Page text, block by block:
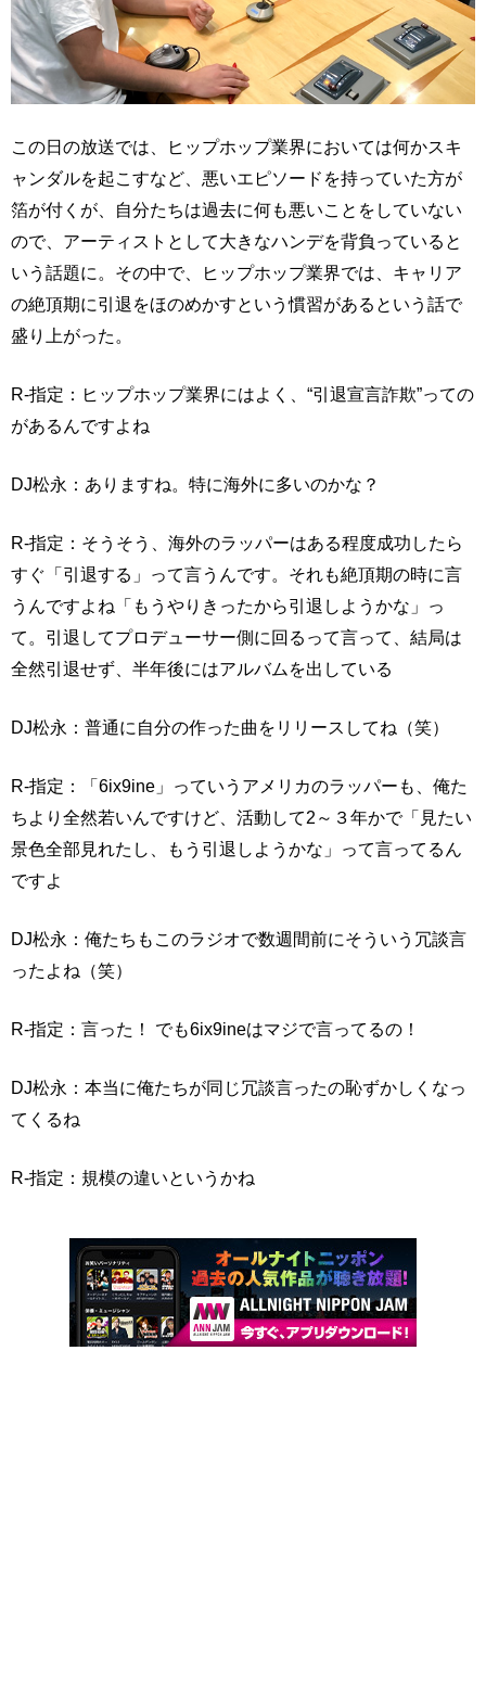
この日の放送では、ヒップホップ業界においては何かスキ
ャンダルを起こすなど、悪いエピソードを持っていた方が
箔が付くが、自分たちは過去に何も悪いことをしていない
ので、アーティストとして大きなハンデを背負っていると
いう話題に。その中で、ヒップホップ業界では、キャリア
の絶頂期に引退をほのめかすという慣習があるという話で
盛り上がった。
R-指定：ヒップホップ業界にはよく、“引退宣言詐欺”っての
があるんですよね
DJ松永：ありますね。特に海外に多いのかな？
R-指定：そうそう、海外のラッパーはある程度成功したら
すぐ「引退する」って言うんです。それも絶頂期の時に言
うんですよね「もうやりきったから引退しようかな」っ
て。引退してプロデューサー側に回るって言って、結局は
全然引退せず、半年後にはアルバムを出している
DJ松永：普通に自分の作った曲をリリースしてね（笑）
R-指定：「6ix9ine」っていうアメリカのラッパーも、俺た
ちより全然若いんですけど、活動して2～３年かで「見たい
景色全部見れたし、もう引退しようかな」って言ってるん
ですよ
DJ松永：俺たちもこのラジオで数週間前にそういう冗談言
ったよね（笑）
R-指定：言った！ でも6ix9ineはマジで言ってるの！
DJ松永：本当に俺たちが同じ冗談言ったの恥ずかしくなっ
てくるね
R-指定：規模の違いというかね